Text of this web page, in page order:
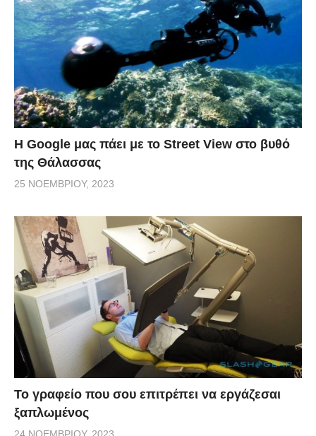
H Google μας πάει με το Street View στο βυθό
της Θάλασσας
25 ΝΟΕΜΒΡΊΟΥ, 2023
Το γραφείο που σου επιτρέπει να εργάζεσαι
ξαπλωμένος